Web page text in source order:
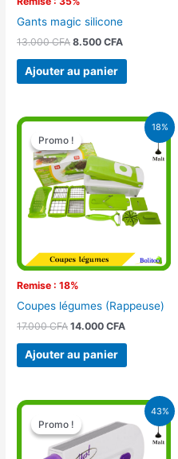
Gants magic silicone
13.000CFA 8.500CFA
Ajouter au panier
18%
Promo !
Remise : 18%
Promo !
Coupes légumes (Rappeuse)
17.000CFA
Le
prix
initial
était :
17.000 CFA.
14.000CFA
Le
14.000 CFA.
Ajouter au panier
43%
Promo !
Promo !
Le
prix
initial
était :
15.000 CFA.
Le
actuel
8.500 CFA.